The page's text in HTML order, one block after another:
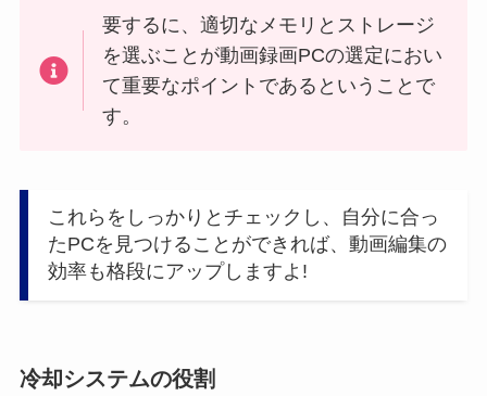
要するに、適切なメモリとストレージ
を選ぶことが動画録画PCの選定におい
て重要なポイントであるということで
す。
これらをしっかりとチェックし、自分に合っ
たPCを見つけることができれば、動画編集の
効率も格段にアップしますよ!
冷却システムの役割